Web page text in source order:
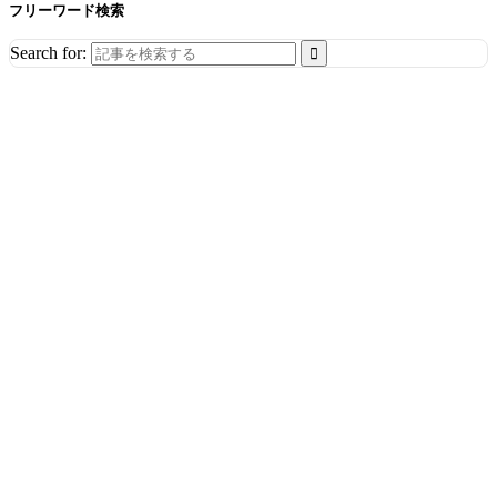
フリーワード検索
Search for: